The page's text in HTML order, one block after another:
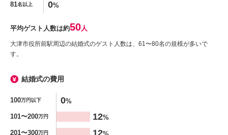
81名以上 0%
平均ゲスト人数は約50人
大津市役所前駅周辺の結婚式のゲスト人数は、61〜80名の規模が多いで
す。
結婚式の費用
金額
100万円以下 0%
101〜200万円 12%
201〜300万円 12%